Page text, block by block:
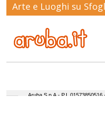
Arte e Luoghi su